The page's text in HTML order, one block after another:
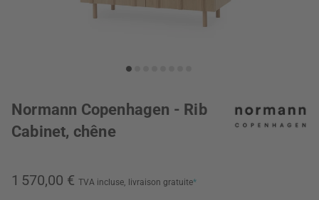
Normann Copenhagen - Rib
Cabinet, chêne
1 570,00 € TVA incluse, livraison gratuite*